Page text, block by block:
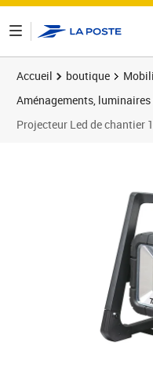
Accueil boutique
Aménagements,
Projecteur Led de chantier